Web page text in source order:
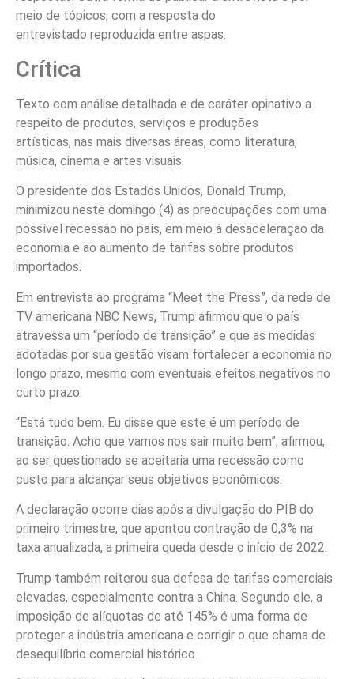
meio de tópicos, com a resposta do
entrevistado reproduzida entre aspas.
Crítica
Texto com análise detalhada e de caráter opinativo a
respeito de produtos, serviços e produções
artísticas, nas mais diversas áreas, como literatura,
música, cinema e artes visuais.
O presidente dos Estados Unidos, Donald Trump,
minimizou neste domingo (4) as preocupações com uma
possível recessão no país, em meio à desaceleração da
economia e ao aumento de tarifas sobre produtos
importados.
Em entrevista ao programa “Meet the Press”, da rede de
TV americana NBC News, Trump afirmou que o país
atravessa um “período de transição” e que as medidas
adotadas por sua gestão visam fortalecer a economia no
longo prazo, mesmo com eventuais efeitos negativos no
curto prazo.
“Está tudo bem. Eu disse que este é um período de
transição. Acho que vamos nos sair muito bem”, afirmou,
ao ser questionado se aceitaria uma recessão como
custo para alcançar seus objetivos econômicos.
A declaração ocorre dias após a divulgação do PIB do
primeiro trimestre, que apontou contração de 0,3% na
taxa anualizada, a primeira queda desde o início de 2022.
Trump também reiterou sua defesa de tarifas comerciais
elevadas, especialmente contra a China. Segundo ele, a
imposição de alíquotas de até 145% é uma forma de
proteger a indústria americana e corrigir o que chama de
desequilíbrio comercial histórico.